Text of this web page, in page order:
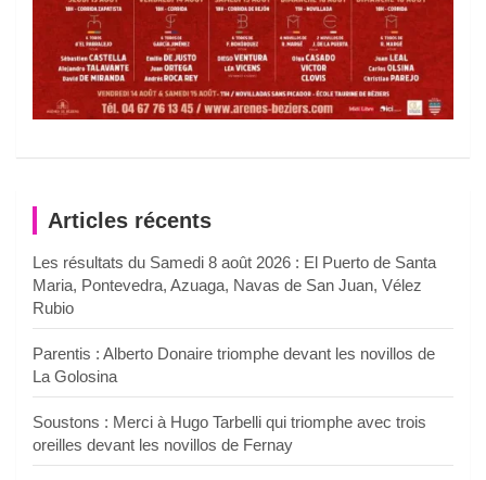
Articles récents
Les résultats du Samedi 8 août 2026 : El Puerto de Santa
Maria, Pontevedra, Azuaga, Navas de San Juan, Vélez
Rubio
Parentis : Alberto Donaire triomphe devant les novillos de
La Golosina
Soustons : Merci à Hugo Tarbelli qui triomphe avec trois
oreilles devant les novillos de Fernay